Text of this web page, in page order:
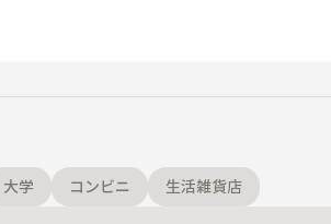
大学 コンビニ 生活雑貨店